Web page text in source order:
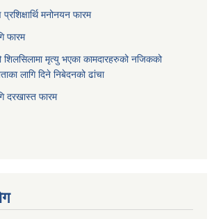
मनोनयन फारम
फारम
शिलसिलामा मृत्यु भएका कामदारहरुको नजिकको
लागि दिने निबेदनको ढांचा
दरखास्त फारम